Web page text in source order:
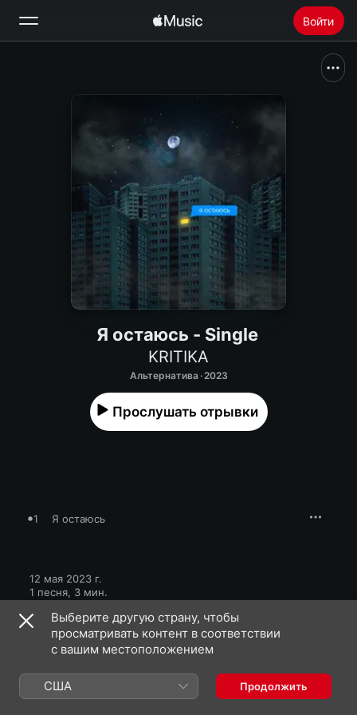
Войти
Установить Apple Music
Я остаюсь - Single
KRITIKA
Альтернатива · 2023
Прослушать отрывки
1 Я остаюсь
12 мая 2023 г.
1 песня, 3 мин.
KRITIKA: еще
Выберите другую страну, чтобы
просматривать контент в соответствии
с вашим местоположением
США Продолжить